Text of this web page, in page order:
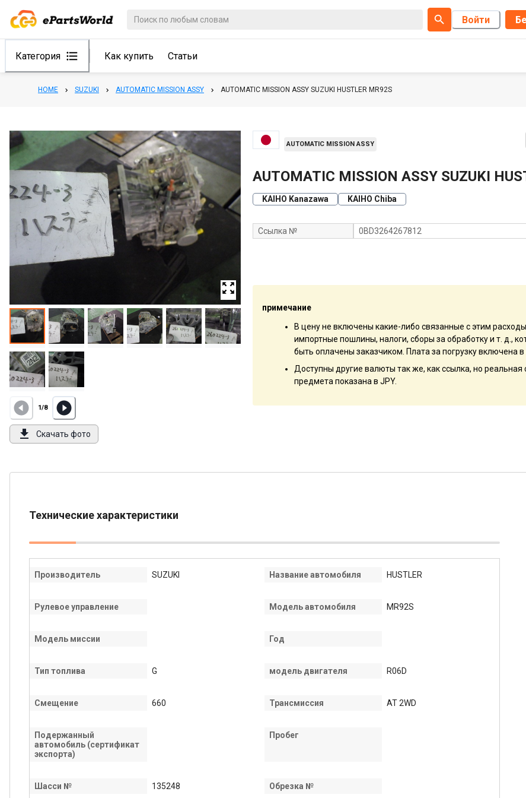
Войти
Категория Как купить Статьи
HOME SUZUKI AUTOMATIC MISSION ASSY AUTOMATIC MISSION ASSY SUZUKI HUSTLER MR92S
1/8
Скачать фото
AUTOMATIC MISSION ASSY
AUTOMATIC MISSION ASSY SUZUKI
KAIHO Kanazawa KAIHO Chiba
Ссылка № 0BD3264267812
примечание
В цену не включены какие-либо связанные с этим
импортные пошлины, налоги, сборы за обработку и т. д.,
быть оплачены заказчиком. Плата за погрузку включена в
Доступны другие валюты так же, как ссылка, но реальная
предмета показана в JPY.
Технические характеристики
Производитель SUZUKI Название автомобиля HUSTLER
Рулевое управление Модель автомобиля MR92S
Модель миссии Год
Тип топлива G модель двигателя R06D
Смещение 660 Трансмиссия AT 2WD
Подержанный
автомобиль (сертификат
экспорта)
Пробег
Шасси № 135248 Обрезка №